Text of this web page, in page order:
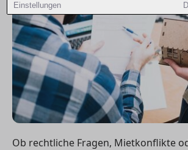
Einstellungen
Ob rechtliche Fragen, Mietkonflikte